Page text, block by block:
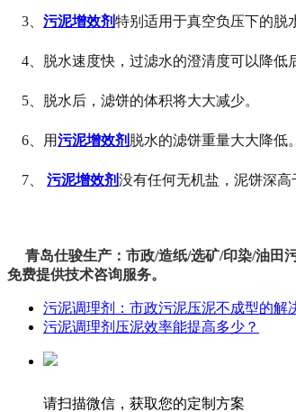
3、 污泥增效剂特别适用于真空负压下的脱
4、脱水速度快，过滤水的澄清度可以降
5、脱水后，滤饼的体积将大大减少。
6、用污泥增效剂 脱水的滤饼重量大大降低。
7、 污泥增效剂没有任何无机盐，泥饼深高
青岛仕骏生产：市政/造纸/选矿/印染/油田
免费提供技术咨询服务。
污泥调理剂：市政污泥压泥不成型的解
污泥调理剂压泥效率能提高多少？
请扫描微信，获取您的定制方案